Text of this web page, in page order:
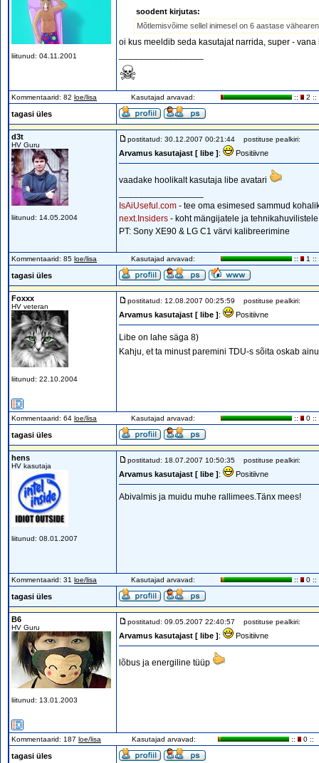
liitunud: 04.11.2001
soodent kirjutas:
Mõtlemisvõime sellel inimesel on 6 aastase
oi kus meeldib seda kasutajat narrida, super -
☠
Kommentaarid: 82 loe/lisa Kasutajad arvavad: :: 2 ::
tagasi üles
d3t
HV Guru
liitunud: 14.05.2004
postitatud: 30.12.2007 00:21:44 postituse pealkiri:
Arvamus kasutajast [ libe ]: Positiivne
vaadake hoolikalt kasutaja libe avatari
IsAiUseful.com - tee oma esimesed sammud
next.Insiders - koht mängijatele ja
PT: Sony XE90 & LG C1 värvi kalibreerimine
Kommentaarid: 85 loe/lisa Kasutajad arvavad: :: 1 ::
tagasi üles
Foxxx
HV veteran
liitunud: 22.10.2004
postitatud: 12.08.2007 00:25:59 postituse pealkiri:
Arvamus kasutajast [ libe ]: Positiivne
Libe on lahe säga 8)
Kahju, et ta minust paremini TDU-s sõita oskab
Kommentaarid: 64 loe/lisa Kasutajad arvavad: :: 0 ::
tagasi üles
hens
HV kasutaja
liitunud: 08.01.2007
postitatud: 18.07.2007 10:50:35 postituse pealkiri:
Arvamus kasutajast [ libe ]: Positiivne
Abivalmis ja muidu muhe rallimees.Tänx mees!
Kommentaarid: 31 loe/lisa Kasutajad arvavad: :: 0 ::
tagasi üles
B6
HV Guru
liitunud: 13.01.2003
postitatud: 09.05.2007 22:40:57 postituse pealkiri:
Arvamus kasutajast [ libe ]: Positiivne
lõbus ja energiline tüüp
Kommentaarid: 187 loe/lisa Kasutajad arvavad: :: 0 ::
tagasi üles